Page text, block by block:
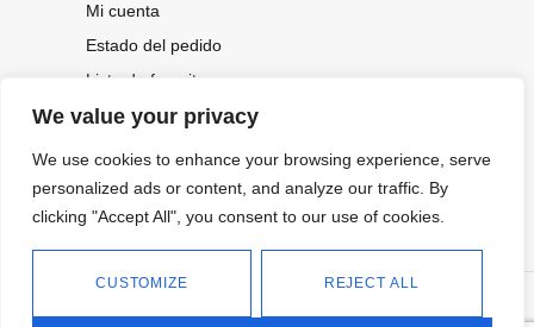
We value your privacy
We use cookies to enhance your browsing experience, serve
personalized ads or content, and analyze our traffic. By
clicking "Accept All", you consent to our use of cookies.
CUSTOMIZE REJECT ALL
Mi cuenta
Estado del pedido
Lista de favoritos
CONOCE NUESTRAS NOVEDADES,
OFERTAS...
2026.